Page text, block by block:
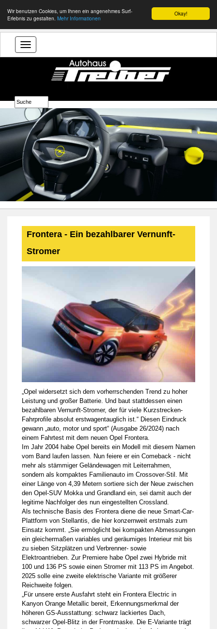
Okay!
Wir benutzen Cookies, um Ihnen ein angenehmes Surf-
Erlebnis zu gestalten. Mehr Informationen
Frontera - Ein bezahlbarer Vernunft-
Stromer
„Opel widersetzt sich dem vorherrschenden Trend zu hoher
Leistung und großer Batterie. Und baut stattdessen einen
bezahlbaren Vernunft-Stromer, der für viele Kurzstrecken-
Fahrprofile absolut erstwagentauglich ist.“ Diesen Eindruck
gewann „auto, motor und sport“ (Ausgabe 26/2024) nach
einem Fahrtest mit dem neuen Opel Frontera.
Im Jahr 2004 habe Opel bereits ein Modell mit diesem Namen
vom Band laufen lassen. Nun feiere er ein Comeback - nicht
mehr als stämmiger Geländewagen mit Leiterrahmen,
sondern als kompaktes Familienauto im Crossover-Stil. Mit
einer Länge von 4,39 Metern sortiere sich der Neue zwischen
den Opel-SUV Mokka und Grandland ein, sei damit auch der
legitime Nachfolger des nun eingestellten Crossland.
Als technische Basis des Frontera diene die neue Smart-Car-
Plattform von Stellantis, die hier konzernweit erstmals zum
Einsatz kommt. „Sie ermöglicht bei kompakten Abmessungen
ein gleichermaßen variables und geräumiges Interieur mit bis
zu sieben Sitzplätzen und Verbrenner- sowie
Elektroantrieben. Zur Premiere habe Opel zwei Hybride mit
100 und 136 PS sowie einen Stromer mit 113 PS im Angebot.
2025 solle eine zweite elektrische Variante mit größerer
Reichweite folgen.
„Für unsere erste Ausfahrt steht ein Frontera Electric in
Kanyon Orange Metallic bereit, Erkennungsmerkmal der
höheren GS-Ausstattung: schwarz lackiertes Dach,
schwarzer Opel-Blitz in der Frontmaske. Die E-Variante trägt